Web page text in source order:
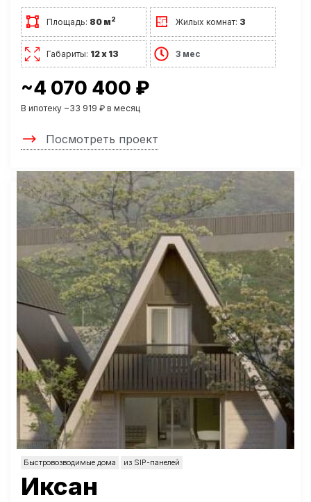
Площадь: 80 м2 Жилых комнат: 3
Габариты: 12 х 13 3 мес
~4 070 400 ₽
В ипотеку ~33 919 ₽ в месяц
Посмотреть проект
Быстровозводимые дома из SIP-панелей
Иксан